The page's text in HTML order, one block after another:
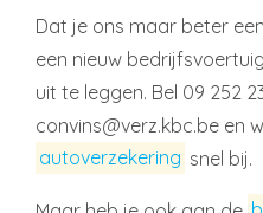
Dat je ons maar beter
een nieuw
uit te leggen. Bel 09 252
convins@verz.kbc.be en
autoverzekering snel bij.